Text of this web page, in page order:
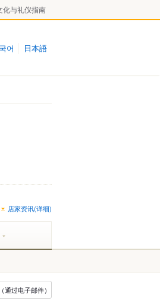
化与礼仪指南
어 日本語
店家资讯(详细)
通过电子邮件）